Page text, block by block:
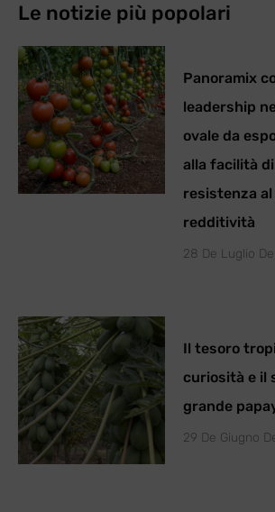
Le notizie più popolari
Panoramix
leadership
ovale da
alla facilità
resistenza al
redditività
28 De Luglio
Il tesoro
curiosità e il
grande
29 De Giugno